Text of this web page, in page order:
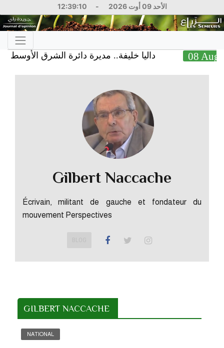
الأحد 09 أوت 2026 -
12:39:11
داليا خليفة.. مديرة دائرة الشرق الأوسط في 08
Gilbert Naccache
Écrivain, militant de gauche et fondateur du
mouvement Perspectives
GILBERT NACCACHE
NATIONAL